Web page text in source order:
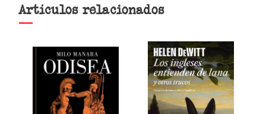
Artículos relacionados